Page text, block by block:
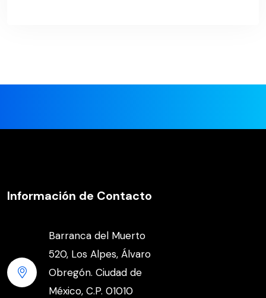
Información de Contacto
Barranca del Muerto
520, Los Alpes, Álvaro
Obregón. Ciudad de
México, C.P. 01010